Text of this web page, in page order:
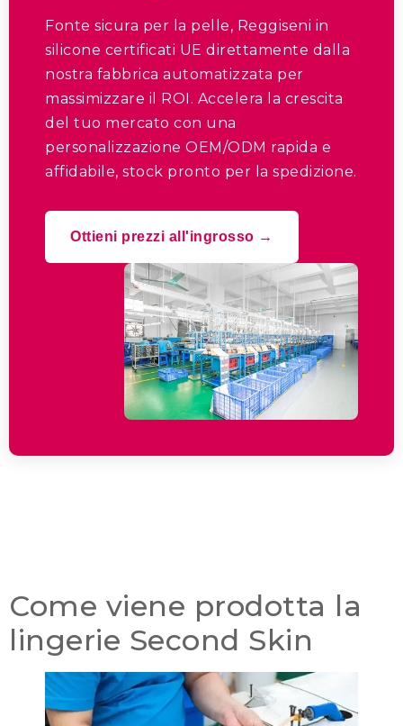
Fonte sicura per la pelle, Reggiseni in
silicone certificati UE direttamente dalla
nostra fabbrica automatizzata per
massimizzare il ROI. Accelera la crescita
del tuo mercato con una
personalizzazione OEM/ODM rapida e
affidabile, stock pronto per la spedizione.
Ottieni prezzi all'ingrosso →
Come viene prodotta la
lingerie Second Skin